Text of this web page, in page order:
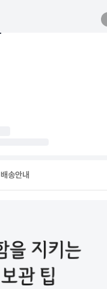
배송안내